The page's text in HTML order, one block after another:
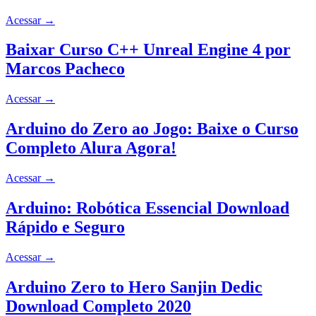
Acessar →
Baixar Curso C++ Unreal Engine 4 por
Marcos Pacheco
Acessar →
Arduino do Zero ao Jogo: Baixe o Curso
Completo Alura Agora!
Acessar →
Arduino: Robótica Essencial Download
Rápido e Seguro
Acessar →
Arduino Zero to Hero Sanjin Dedic
Download Completo 2020